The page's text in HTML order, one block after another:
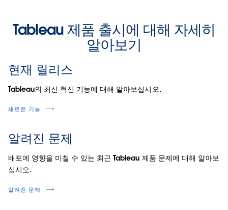
Tableau 제품 출시에 대해 자세히
알아보기
현재 릴리스
Tableau의 최신 혁신 기능에 대해 알아보십시오.
새로운 기능
알려진 문제
배포에 영향을 미칠 수 있는 최근 Tableau 제품 문제에 대해 알아보
십시오.
알려진 문제